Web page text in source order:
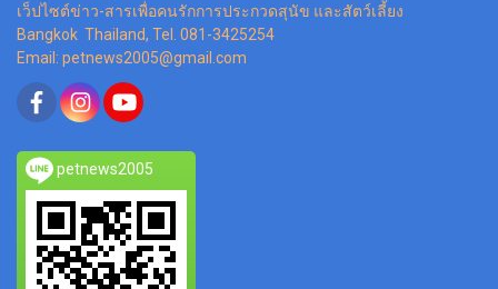
เว็ปไซต์ข่าว-สารเพื่อคนรักการประกวดสุนัข และสัตว์เลี้ยง
Bangkok Thailand, Tel. 081-3425254
Email: petnews2005@gmail.com
petnews2005